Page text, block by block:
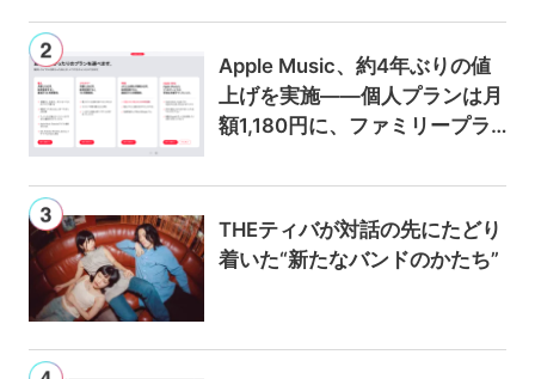
Apple Music、約4年ぶりの値
上げを実施——個人プランは月
額1,180円に、ファミリープラ
THEティバが対話の先にたどり
着いた“新たなバンドのかたち”